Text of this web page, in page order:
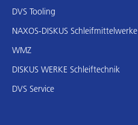
DVS Tooling
NAXOS-DISKUS Schleifmittelwerke
WMZ
DISKUS WERKE Schleiftechnik
DVS Service